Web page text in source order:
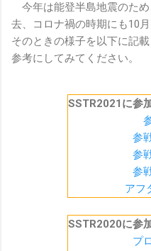
今年は能登半島地震のた
去、コロナ禍の時期にも10
そのときの様子を以下に記
参考にしてみてください。
SSTR2021に参
参
参
参
アフ
SSTR2020に参
プ